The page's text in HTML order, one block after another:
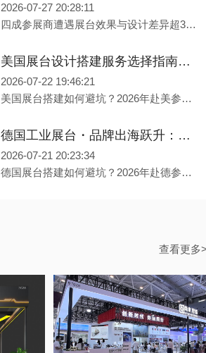
2026-07-27 20:28:11
四成参展商遭遇展台效果与设计差异超30%的困境，跨国执行链条长、各国合规标准不一、设计与品牌脱节、品质控制难稳定——出境参展的四大痛点如何破解？本文深度解析五大评估维度，从全球资源网络、跨文化创意能力到绿色环保资质，并提供汉诺威展览公司、力美会展、灵通展览等头部服务商实力对比。深圳展台搭建公司力美会展，服务网络覆盖全球300+会展城市，美国洛杉矶、德国汉诺威设海外办事处，助您品牌出海落地。
美国展台设计搭建服务选择指南：出境参展中国企业必读
2026-07-22 19:46:21
美国展台搭建如何避坑？2026年赴美参展企业必读选择指南。 美国会展市场规模达242亿美元，超3900家中国企业年赴美参展。但40%的参展商遭遇展台效果与设计差异超30%的困境，30%预算超支30%以上。本文深度解析四大误区——低价陷阱、效果图与落地脱节、合规盲区、跨国沟通损耗，并提供五大选择标准。美国展台搭建公司力美会展，服务网络覆盖全球300+会展城市，美国洛杉矶设海外办事处，助您品牌出海美国。
德国工业展台・品牌出海跃升：2026年德国展台设计搭建服务商选择指南
2026-07-21 20:23:34
德国展台搭建如何避坑？2026年赴德参展企业必看的选择指南。 德国会展市场规模超300亿欧元，全球三分之二顶级展会在此举办。但40%的参展商遭遇展台效果与设计差异超30%的困境。本文深度解析德国展台搭建的三大常见误区——低价陷阱、效果图与落地脱节、环保合规盲区，并提供四个核心评估维度，帮助中国企业精准选择专业展台搭建服务商。广州展台搭建公司力美会展，服务网络覆盖全球300多个会展城市，在德国汉诺威设有海外办事处，助您品牌出海跃升。
力美会展总部位于广州，在深圳、香港、北京、上海、重庆、长沙等地设有分公司，服务网络覆盖全球300多个主要会展城市。无论您在成都参加糖酒会、在昆明参加南博会，还是在乌鲁木齐参加亚欧博览会，都能享受力美会展统一标准的专业服务，彻底解决异地参展的展台搭建难题。
决胜湾芯・智创生态：2026湾区半导体产业生态博览会（深圳湾芯展）展台设计搭建实力服务商精选
2026-07-17 20:43:36
026湾区半导体产业生态博览会（深圳湾芯展）将于10月14日至16日在深圳会展中心（福田）举办，展览面积超70,000平方米，汇聚800余家展商。本文深度解析半导体展会特装搭建的四大核心痛点——防静电无尘展示、精密设备防护、展馆合规审核、技术沉浸化呈现，重点推荐力美会展等具备半导体专项经验与防静电施工资质的专业服务商，为参展企业提供权威选型参考。
查看更多